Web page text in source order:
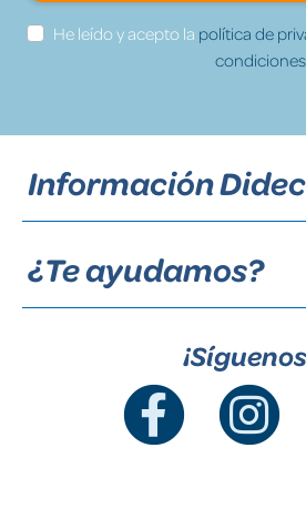
He leído y acepto la política de
Información
¿Te ayudamos?